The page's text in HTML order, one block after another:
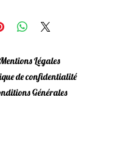
Mentions Légales
de confidentialité
Générales